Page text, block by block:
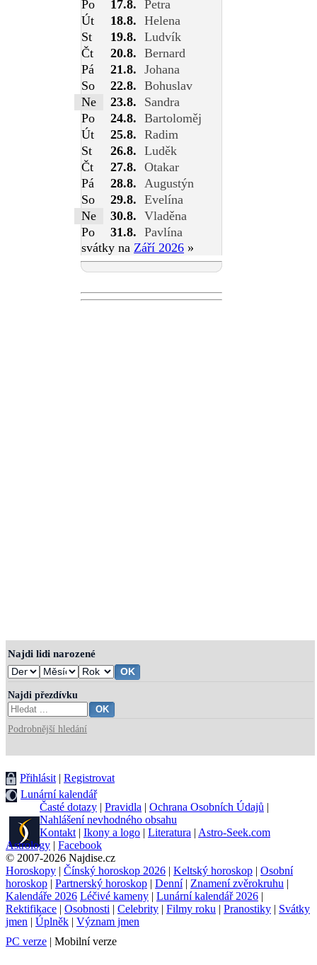
Po
17.8. Petra
Út
18.8. Helena
St
19.8. Ludvík
Čt
20.8. Bernard
Pá
21.8. Johana
So
22.8. Bohuslav
Ne
23.8.
Sandra
Po
24.8. Bartoloměj
Út
25.8. Radim
St
26.8. Luděk
Čt
27.8. Otakar
Pá
28.8.
Augustýn
So
29.8. Evelína
Ne
30.8. Vladěna
Po
31.8. Pavlína
svátky na Září 2026 »
Najdi lidi narozené
Najdi přezdívku
Podrobnější hledání
Přihlásit | Registrovat
Lunární kalendář
Časté dotazy | Pravidla | Ochrana Osobních Údajů |
Nahlášení nevhodného obsahu
Kontakt | Ikony a logo | Literatura | Astro-Seek.com
Astrology | Facebook
© 2007-2026 Najdise.cz
Horoskopy | Čínský horoskop 2026 | Keltský horoskop | Osobní
horoskop | Partnerský horoskop | Denní| Znamení zvěrokruhu |
Kalendáře 2026 Léčivé kameny | Lunární kalendář 2026 |
Rektifikace | Osobnosti | Celebrity | Filmy roku | Pranostiky | Svátky
jmen | Úplněk | Význam jmen
PC verze | Mobilní verze